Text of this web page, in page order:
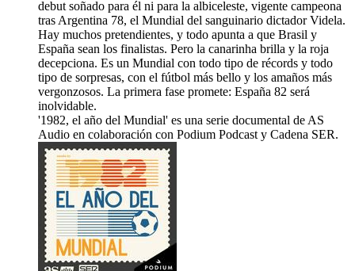
debut soñado para él ni para la albiceleste, vigente campeona
tras Argentina 78, el Mundial del sanguinario dictador Videla.
Hay muchos pretendientes, y todo apunta a que Brasil y
España sean los finalistas. Pero la canarinha brilla y la roja
decepciona. Es un Mundial con todo tipo de récords y todo
tipo de sorpresas, con el fútbol más bello y los amaños más
vergonzosos. La primera fase promete: España 82 será
inolvidable.
'1982, el año del Mundial' es una serie documental de AS
Audio en colaboración con Podium Podcast y Cadena SER.